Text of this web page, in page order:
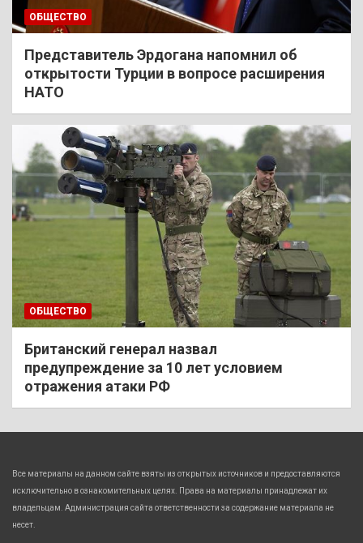
ОБЩЕСТВО
Представитель Эрдогана напомнил об
открытости Турции в вопросе расширения
НАТО
ОБЩЕСТВО
Британский генерал назвал
предупреждение за 10 лет условием
отражения атаки РФ
Все материалы на данном сайте взяты из открытых источников и предоставляются
исключительно в ознакомительных целях. Права на материалы принадлежат их
владельцам. Администрация сайта ответственности за содержание материала не
несет.